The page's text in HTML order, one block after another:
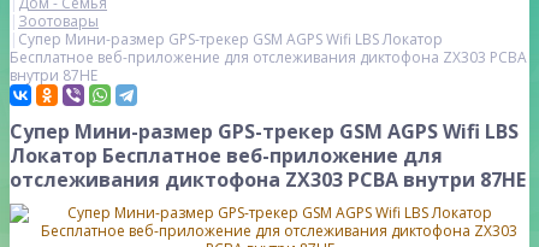
Зоотовары
Супер Мини-размер GPS-трекер GSM AGPS Wifi LBS Локатор
Бесплатное веб-приложение для отслеживания диктофона ZX303 PCBA
внутри 87HE
Супер Мини-размер GPS-трекер GSM AGPS Wifi LBS
Локатор Бесплатное веб-приложение для
отслеживания диктофона ZX303 PCBA внутри 87HE